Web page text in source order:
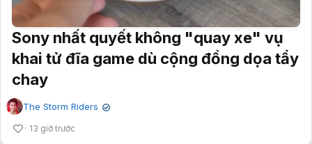
Sony nhất quyết không "quay xe" vụ
khai tử đĩa game dù cộng đồng dọa tẩy
chay
The Storm Riders ✔
13 giờ trước